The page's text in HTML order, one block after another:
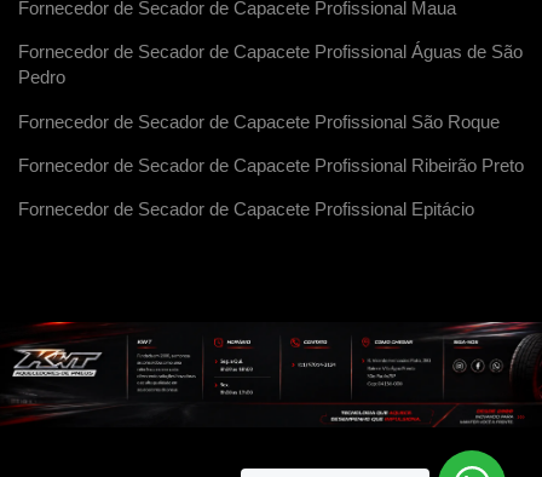
Fornecedor de Secador de Capacete Profissional Maua
Fornecedor de Secador de Capacete Profissional Águas de São
Pedro
Fornecedor de Secador de Capacete Profissional São Roque
Fornecedor de Secador de Capacete Profissional Ribeirão Preto
Fornecedor de Secador de Capacete Profissional Epitácio